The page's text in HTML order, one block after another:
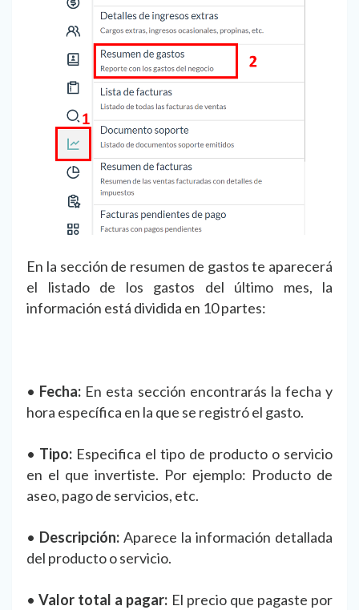
En la sección de resumen de gastos te aparecerá
el listado de los gastos del último mes, la
información está dividida en 10 partes:
• Fecha: En esta sección encontrarás la fecha y
hora específica en la que se registró el gasto.
• Tipo: Especifica el tipo de producto o servicio
en el que invertiste. Por ejemplo: Producto de
aseo, pago de servicios, etc.
• Descripción: Aparece la información detallada
del producto o servicio.
•Valor total a pagar: El precio que pagaste por